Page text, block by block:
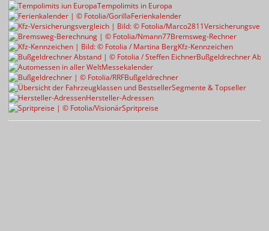
Tempolimits in Europa
Ferienkalender
Bremsweg-Rechner
Kfz-Kennzeichen
Bußgeldrechner
Messekalender
Bußgeldrechner
Segmente & Topseller
Hersteller-Adressen
Spritpreise